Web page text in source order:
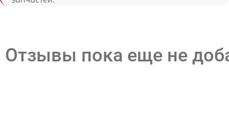
Отзывы пока еще не